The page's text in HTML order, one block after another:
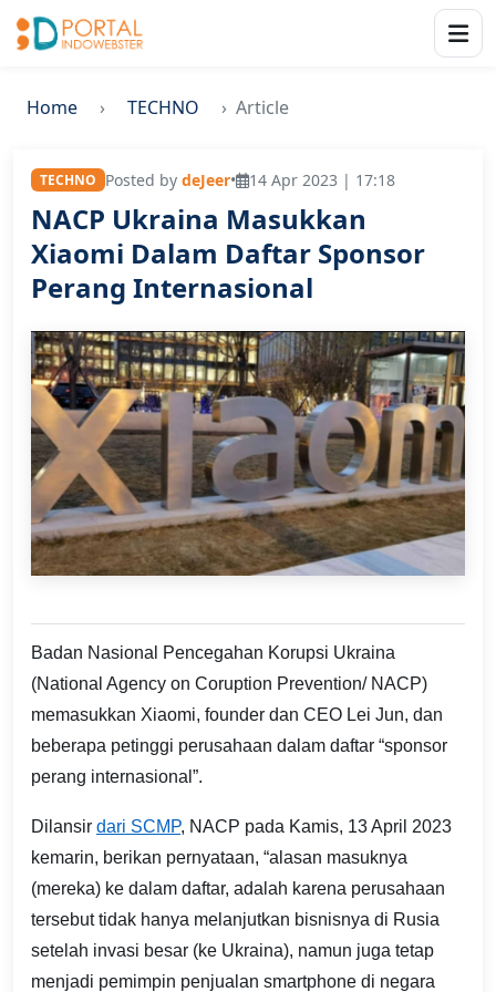
Home TECHNO Article
TECHNO Posted by deJeer• 14 Apr 2023 | 17:18
NACP Ukraina Masukkan
Xiaomi Dalam Daftar Sponsor
Perang Internasional
Badan Nasional Pencegahan Korupsi Ukraina
(National Agency on Coruption Prevention/ NACP)
memasukkan Xiaomi, founder dan CEO Lei Jun, dan
beberapa petinggi perusahaan dalam daftar “sponsor
perang internasional”.
Dilansir dari SCMP, NACP pada Kamis, 13 April 2023
kemarin, berikan pernyataan, “alasan masuknya
(mereka) ke dalam daftar, adalah karena perusahaan
tersebut tidak hanya melanjutkan bisnisnya di Rusia
setelah invasi besar (ke Ukraina), namun juga tetap
menjadi pemimpin penjualan smartphone di negara